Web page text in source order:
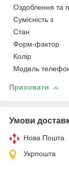
Оздоблення та
Сумісність з
Стан
Форм-фактор
Колір
Модель
Приховати
Умови
Нова Пошта
Укрпошта